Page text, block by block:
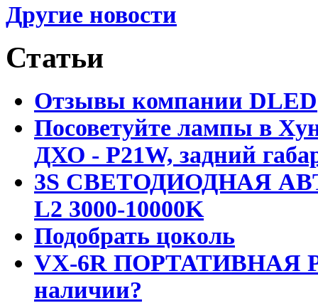
Другие новости
Статьи
Отзывы компании DLED
Посоветуйте лампы в
ДХО - P21W, задний
3S СВЕТОДИОДНАЯ
L2 3000-10000K
Подобрать цоколь
VX-6R ПОРТАТИВНАЯ
наличии?